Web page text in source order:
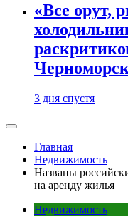
«Все орут,
3 дня спустя
Главная
Недвижимость
Названы
на аренду жилья
Недвижимость